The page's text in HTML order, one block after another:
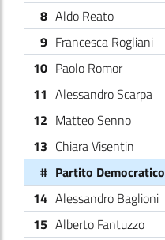
8 Aldo Reato
9 Francesca Rogliani
10 Paolo Romor
11 Alessandro Scarpa
12 Matteo Senno
13 Chiara Visentin
# Partito Democratico
14 Alessandro Baglioni
15 Alberto Fantuzzo